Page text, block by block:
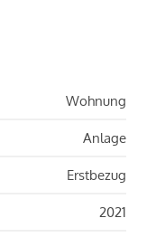
Wohnung
Anlage
Erstbezug
2021